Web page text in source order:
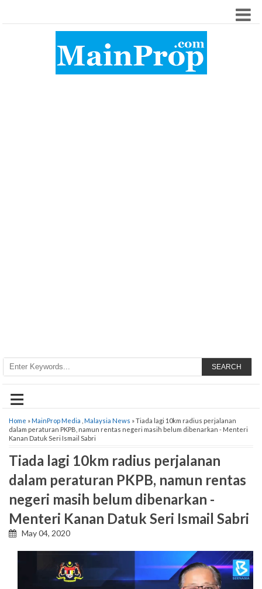
SEARCH
≡
Home »MainProp Media Malaysia News » Tiada lagi 10km radius perjalanan
dalam peraturan PKPB, namun rentas negeri masih belum dibenarkan - Menteri
Kanan Datuk Seri Ismail Sabri
Tiada lagi 10km radius perjalanan
dalam peraturan PKPB, namun rentas
negeri masih belum dibenarkan -
Menteri Kanan Datuk Seri Ismail Sabri
May 04, 2020